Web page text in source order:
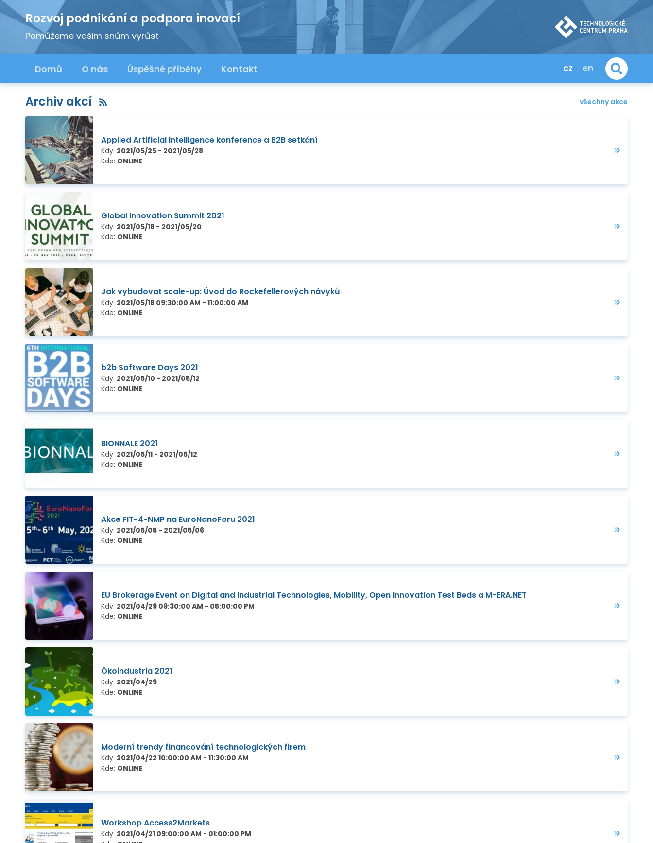
Rozvoj podnikání a podpora inovací
Pomůžeme vašim snům vyrůst
Domů O nás Úspěšné příběhy Kontakt cz en
Archiv akcí všechny akce
Applied Artificial Intelligence konference a B2B setkání
Kdy: 2021/05/25 - 2021/05/28
Kde: ONLINE
Global Innovation Summit 2021
Kdy: 2021/05/18 - 2021/05/20
Kde: ONLINE
Jak vybudovat scale-up: Úvod do Rockefellerových návyků
Kdy: 2021/05/18 09:30:00 AM - 11:00:00 AM
Kde: ONLINE
b2b Software Days 2021
Kdy: 2021/05/10 - 2021/05/12
Kde: ONLINE
BIONNALE 2021
Kdy: 2021/05/11 - 2021/05/12
Kde: ONLINE
Akce FIT-4-NMP na EuroNanoForu 2021
Kdy: 2021/05/05 - 2021/05/06
Kde: ONLINE
EU Brokerage Event on Digital and Industrial Technologies, Mobility, Open Innovation Test Beds a M-ERA.NET
Kdy: 2021/04/29 09:30:00 AM - 05:00:00 PM
Kde: ONLINE
Ökoindustria 2021
Kdy: 2021/04/29
Kde: ONLINE
Moderní trendy financování technologických firem
Kdy: 2021/04/22 10:00:00 AM - 11:30:00 AM
Kde: ONLINE
Workshop Access2Markets
Kdy: 2021/04/21 09:00:00 AM - 01:00:00 PM